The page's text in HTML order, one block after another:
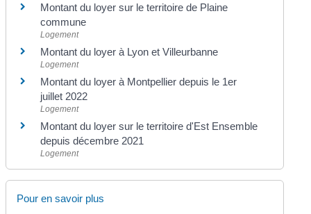
Montant du loyer sur le territoire de Plaine
commune
Logement
Montant du loyer à Lyon et Villeurbanne
Logement
Montant du loyer à Montpellier depuis le 1er
juillet 2022
Logement
Montant du loyer sur le territoire d'Est Ensemble
depuis décembre 2021
Logement
Pour en savoir plus